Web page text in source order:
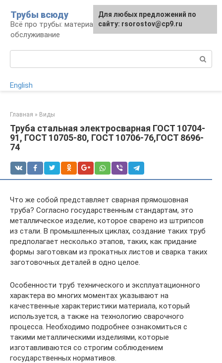
контенту
Трубы всюду
Всё про трубы: материалы, монтаж и
обслуживание
English
Главная » Виды
Труба стальная электросварная ГОСТ 10704-
91, ГОСТ 10705-80, ГОСТ 10706-76,ГОСТ 8696-
74
Что же собой представляет сварная прямошовная
труба? Согласно государственным стандартам, это
металлическое изделие, которое сварено из штрипсов
из стали. В промышленных циклах, создание таких труб
предполагает несколько этапов, таких, как придание
формы заготовкам из прокатных листов и сварка таких
заготовочных деталей в одно целое.
Особенности труб технического и эксплуатационного
характера во многих моментах указывают на
качественные характеристики материала, который
используется, а также на технологию сварочного
процесса. Необходимо подробнее ознакомиться с
такими металлическими изделиями, которые
изготавливаются со строгим соблюдением
государственных нормативов.
Для любых предложений по
сайту: rsorostov@cp9.ru